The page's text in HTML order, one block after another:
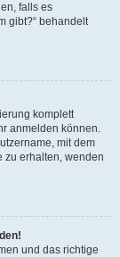
falls es
gibt?“ behandelt
komplett
anmelden können.
mit dem
zu erhalten, wenden
und das richtige